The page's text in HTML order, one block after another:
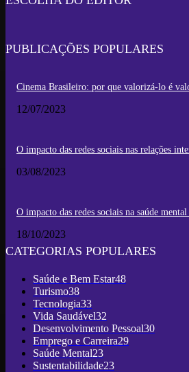
PUBLICAÇÕES POPULARES
Cinema Brasileiro: por que valorizá-lo é
12/07/2023
O impacto das redes sociais nas relações
03/08/2023
O impacto das redes sociais na saúde
18/10/2023
CATEGORIAS POPULARES
Saúde e Bem Estar48
Turismo38
Tecnologia33
Vida Saudável32
Desenvolvimento Pessoal30
Emprego e Carreira29
Saúde Mental23
Sustentabilidade23